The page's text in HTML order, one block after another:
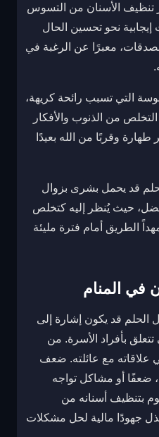
تنظيف الأسنان من التسوس
نحو تحسين الحال
معبرًا عن الرغبة في
التي تسبب رائحة كريهة،
من الذنوب والأفكار
طهارة وقربًا من الله بعيدًا
قد يحمل بشرى بزوال
حيث يُنظر إليه كتخلص
الطريق أمام فترة مليئة
في المنام
قد يكون إشارة إلى
بأفراد الأسرة. من
علاقاته مع عائلته. ضعف
ضعفًا أو مشاكل تواجه
بتنظيف أسنانه من
جهودًا مالية لحل مشكلات